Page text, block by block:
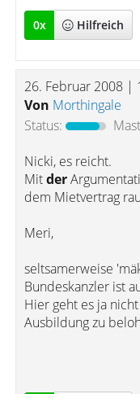
0x Hilfreich
26. Februar 2008 |
Von Morthingale
Status:
Nicki, es reicht.
Mitder
dem Mietvertrag
Meri,
seltsamerweise
Bundeskanzler ist
Hier geht es ja
Ausbildung zu